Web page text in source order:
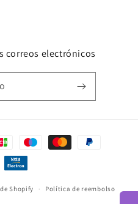
correos electrónicos
Shopify Política de reembolso